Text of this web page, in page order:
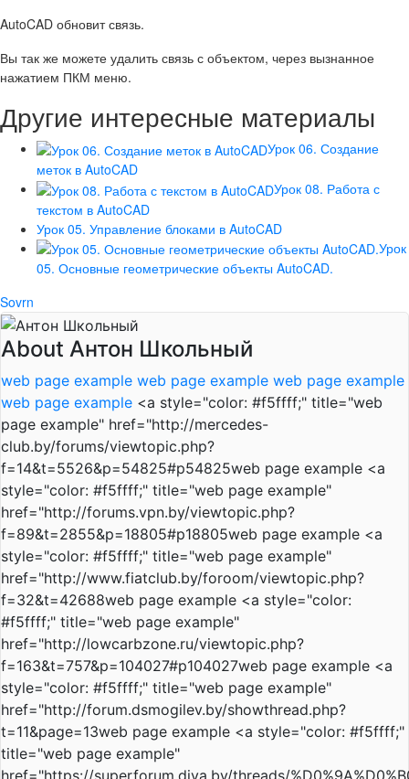
AutoCAD обновит связь.
Вы так же можете удалить связь с объектом, через вызнанное
нажатием ПКМ меню.
Другие интересные материалы
Урок 06. Создание
меток в AutoCAD
Урок 08. Работа с
текстом в AutoCAD
Урок 05. Управление блоками в AutoCAD
Урок
05. Основные геометрические объекты AutoCAD.
Sovrn
About Антон Школьный
web page example web page example web page example
web page example <a style="color: #f5ffff;" title="web
page example" href="http://mercedes-
club.by/forums/viewtopic.php?
f=14&t=5526&p=54825#p54825web page example <a
style="color: #f5ffff;" title="web page example"
href="http://forums.vpn.by/viewtopic.php?
f=89&t=2855&p=18805#p18805web page example <a
style="color: #f5ffff;" title="web page example"
href="http://www.fiatclub.by/foroom/viewtopic.php?
f=32&t=42688web page example <a style="color:
#f5ffff;" title="web page example"
href="http://lowcarbzone.ru/viewtopic.php?
f=163&t=757&p=104027#p104027web page example <a
style="color: #f5ffff;" title="web page example"
href="http://forum.dsmogilev.by/showthread.php?
t=11&page=13web page example <a style="color: #f5ffff;"
title="web page example"